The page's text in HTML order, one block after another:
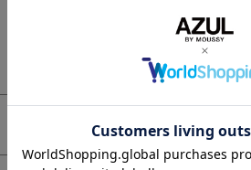
■L/BLK モデル身長：188cm、着用サ
■BRN・D/GRY モデル身長：185cm
もっと見る
アイテムサイズ